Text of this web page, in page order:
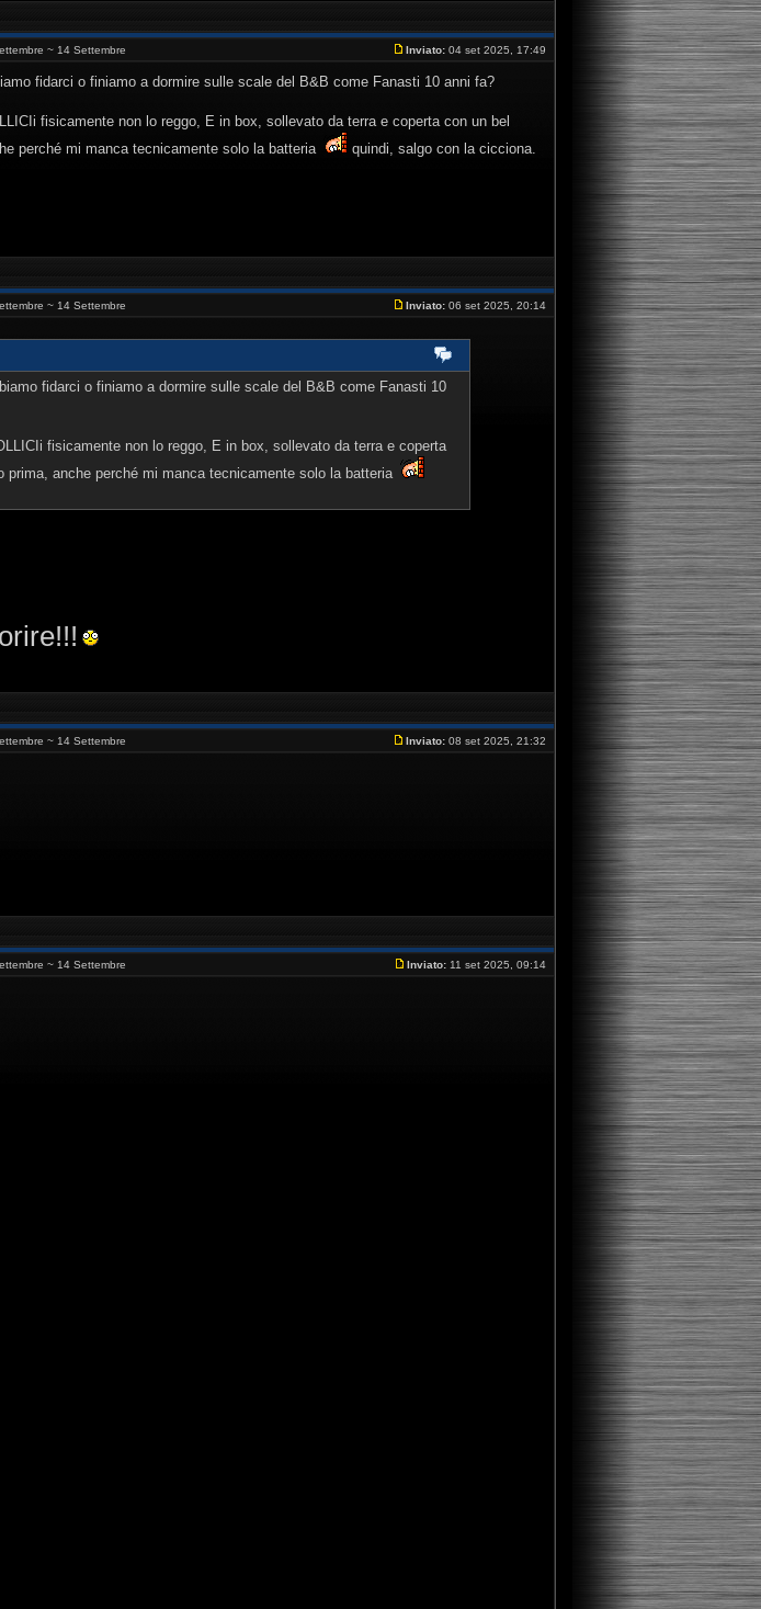
~ 14 Settembre Inviato: 04 set 2025, 17:49
fidarci o finiamo a dormire sulle scale del B&B come Fanasti 10 anni fa?
fisicamente non lo reggo, E in box, sollevato da terra e coperta con un bel
perché mi manca tecnicamente solo la batteria
quindi, salgo con la cicciona.
~ 14 Settembre Inviato: 06 set 2025, 20:14
fidarci o finiamo a dormire sulle scale del B&B come Fanasti 10
fisicamente non lo reggo, E in box, sollevato da terra e coperta
anche perché mi manca tecnicamente solo la batteria
~ 14 Settembre Inviato: 08 set 2025, 21:32
~ 14 Settembre Inviato: 11 set 2025, 09:14